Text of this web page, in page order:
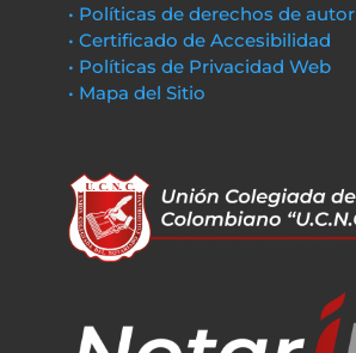
• Políticas de derechos de autor
• Certificado de Accesibilidad
• Políticas de Privacidad Web
• Mapa del Sitio